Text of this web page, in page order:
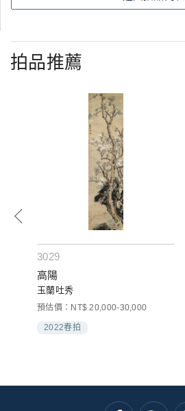
拍品推薦
3029
高陽
玉蘭吐秀
預估價：NT$ 20,000-30,000
2022春拍